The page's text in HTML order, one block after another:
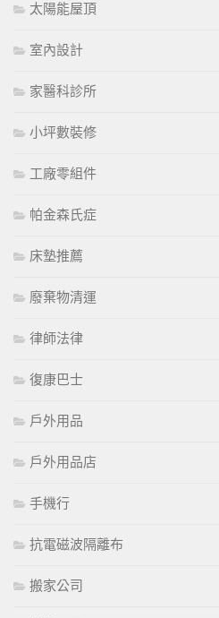
太陽能屋頂
室內設計
家醫科診所
小坪數裝修
工廠零組件
帕金森氏症
床墊推薦
廢棄物清運
律師法律
復康巴士
戶外用品
戶外用品店
手機行
抗電磁波隔離布
搬家公司